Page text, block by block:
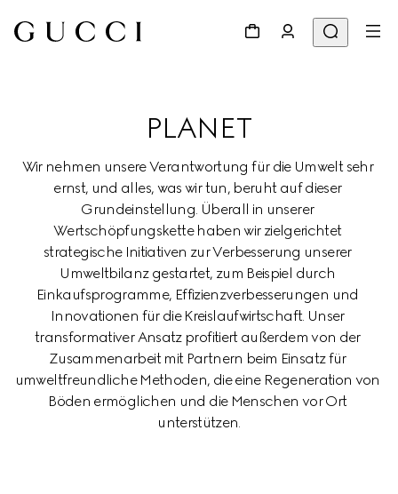
PLANET
Wir nehmen unsere Verantwortung für die Umwelt sehr
ernst, und alles, was wir tun, beruht auf dieser
Grundeinstellung. Überall in unserer
Wertschöpfungskette haben wir zielgerichtet
strategische Initiativen zur Verbesserung unserer
Umweltbilanz gestartet, zum Beispiel durch
Einkaufsprogramme, Effizienzverbesserungen und
Innovationen für die Kreislaufwirtschaft. Unser
transformativer Ansatz profitiert außerdem von der
Zusammenarbeit mit Partnern beim Einsatz für
umweltfreundliche Methoden, die eine Regeneration von
Böden ermöglichen und die Menschen vor Ort
unterstützen.